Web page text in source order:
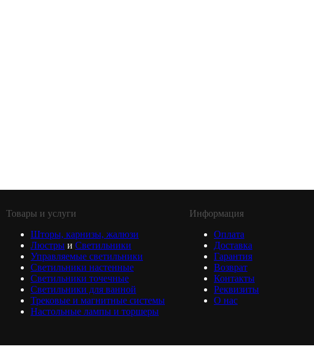
Товары и услуги
Шторы, карнизы, жалюзи
Люстры и Светильники
Управляемые светильники
Светильники настенные
Светильники точечные
Светильники для ванной
Трековые и магнитные системы
Настольные лампы и торшеры
Информация
Оплата
Доставка
Гарантия
Возврат
Контакты
Реквизиты
О нас